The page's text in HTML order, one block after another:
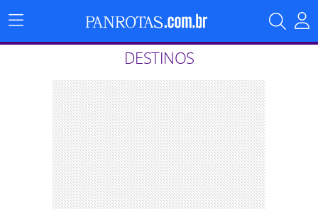
Menu
Principal
DESTINOS